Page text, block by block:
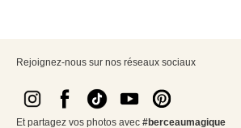
Rejoignez-nous sur nos réseaux sociaux
Et partagez vos photos avec #berceaumagique